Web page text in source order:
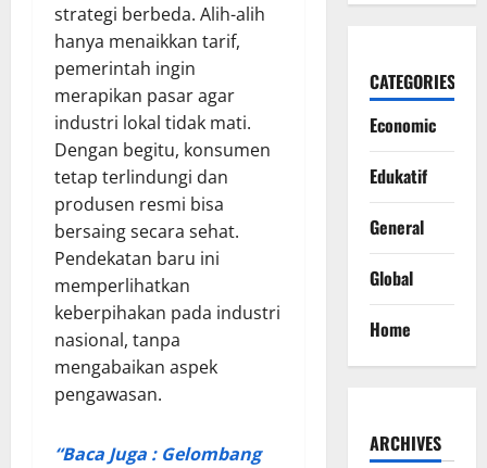
strategi berbeda. Alih-alih
hanya menaikkan tarif,
pemerintah ingin
merapikan pasar agar
industri lokal tidak mati.
Dengan begitu, konsumen
tetap terlindungi dan
produsen resmi bisa
bersaing secara sehat.
Pendekatan baru ini
memperlihatkan
keberpihakan pada industri
nasional, tanpa
mengabaikan aspek
pengawasan.
“Baca Juga : Gelombang
CATEGORIES
Economic
Edukatif
General
Global
Home
ARCHIVES